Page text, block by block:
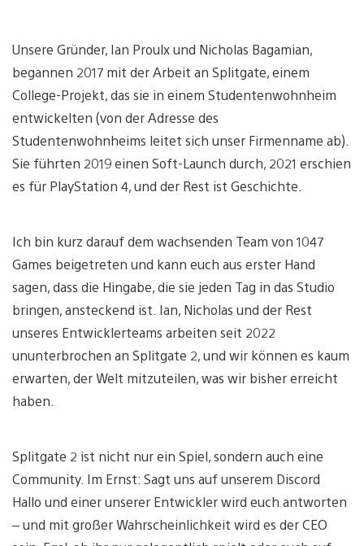
Unsere Gründer, Ian Proulx und Nicholas Bagamian,
begannen 2017 mit der Arbeit an Splitgate, einem
College-Projekt, das sie in einem Studentenwohnheim
entwickelten (von der Adresse des
Studentenwohnheims leitet sich unser Firmenname ab).
Sie führten 2019 einen Soft-Launch durch, 2021 erschien
es für PlayStation 4, und der Rest ist Geschichte.
Ich bin kurz darauf dem wachsenden Team von 1047
Games beigetreten und kann euch aus erster Hand
sagen, dass die Hingabe, die sie jeden Tag in das Studio
bringen, ansteckend ist. Ian, Nicholas und der Rest
unseres Entwicklerteams arbeiten seit 2022
ununterbrochen an Splitgate 2, und wir können es kaum
erwarten, der Welt mitzuteilen, was wir bisher erreicht
haben.
Splitgate 2 ist nicht nur ein Spiel, sondern auch eine
Community. Im Ernst: Sagt uns auf unserem Discord
Hallo und einer unserer Entwickler wird euch antworten
– und mit großer Wahrscheinlichkeit wird es der CEO